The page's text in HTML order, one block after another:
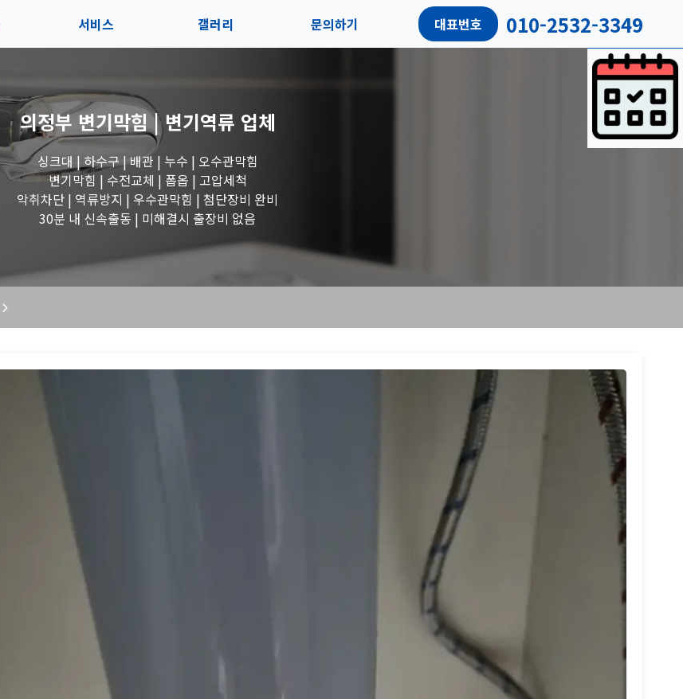
서비스
블로그
갤러리
수도꼭지 작업
세면대 작업
변기 작업
문의하기 대표번호 010-2532-3349
의정부 변기막힘 | 변기역류 업체
싱크대 | 하수구 | 배관 | 누수 | 오수관막힘
변기막힘 | 수전교체 | 폽옵 | 고압세척
악취차단 | 역류방지 | 우수관막힘 | 첨단장비 완비
30분 내 신속출동 | 미해결시 출장비 없음